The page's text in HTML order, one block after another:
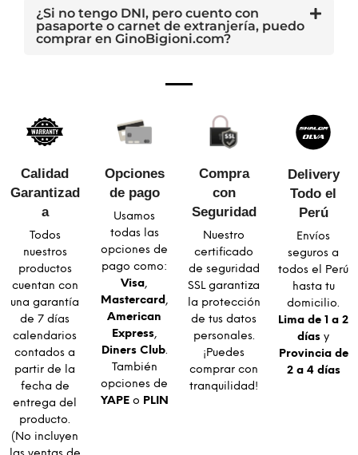
¿Si no tengo DNI, pero cuento con
pasaporte o carnet de extranjería, puedo
comprar en GinoBigioni.com?
Calidad
Garantizad
a​
Todos
nuestros
productos
cuentan con
una garantía
de 7 días
calendarios
contados a
partir de la
fecha de
entrega del
producto.
(No incluyen
Opciones
de pago
Usamos
todas las
opciones de
pago como:
Visa,
Mastercard ,
American
Express,
Diners Club.
También
opciones de
YAPEo PLIN
Compra
con
Seguridad​
Nuestro
certificado
de seguridad
SSL garantiza
la protección
de tus datos
personales.
¡Puedes
comprar con
tranquilidad!
Delivery
Todo el
Perú
Envíos
seguros a
todos el Perú
hasta tu
domicilio.
Lima de 1 a 2
días y
Provincia de
2 a 4 días